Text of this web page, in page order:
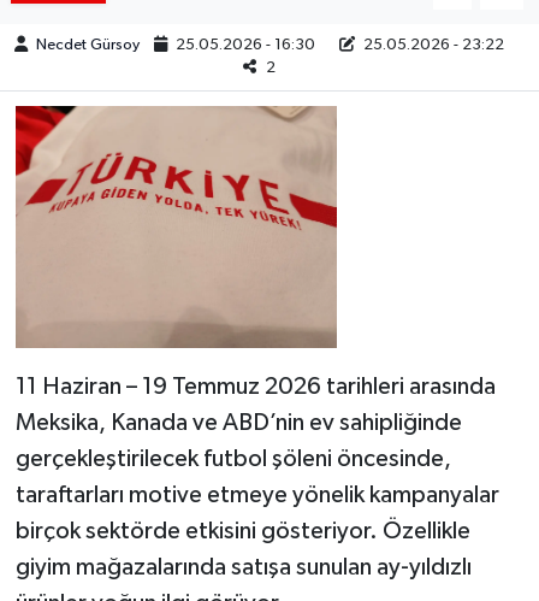
Necdet Gürsoy 25.05.2026 - 16:30
25.05.2026 - 23:22
2
11 Haziran – 19 Temmuz 2026 tarihleri arasında
Meksika, Kanada ve ABD’nin ev sahipliğinde
gerçekleştirilecek futbol şöleni öncesinde,
taraftarları motive etmeye yönelik kampanyalar
birçok sektörde etkisini gösteriyor. Özellikle
giyim mağazalarında satışa sunulan ay-yıldızlı